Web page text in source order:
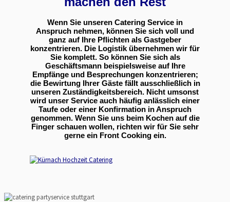
Wenn Sie unseren Catering Service in
Anspruch nehmen, können Sie sich voll und
ganz auf Ihre Pflichten als Gastgeber
konzentrieren. Die Logistik übernehmen wir für
Sie komplett. So können Sie sich als
Geschäftsmann beispielsweise auf Ihre
Empfänge und Besprechungen konzentrieren;
die Bewirtung Ihrer Gäste fällt ausschließlich in
unseren Zuständigkeitsbereich. Nicht umsonst
wird unser Service auch häufig anlässlich einer
Taufe oder einer Konfirmation in Anspruch
genommen. Wenn Sie uns beim Kochen auf die
Finger schauen wollen, richten wir für Sie sehr
gerne ein Front Cooking ein.